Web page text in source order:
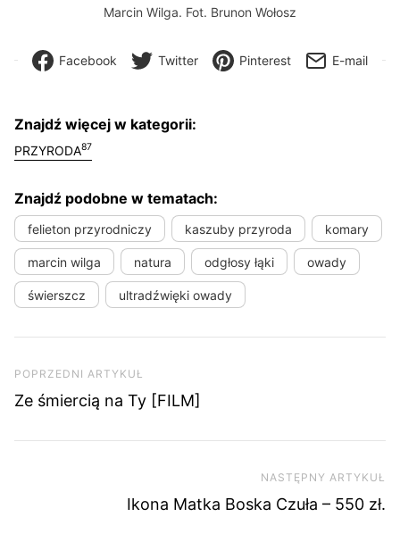
Marcin Wilga. Fot. Brunon Wołosz
Facebook Twitter Pinterest E-mail
Znajdź więcej w kategorii:
PRZYRODA87
Znajdź podobne w tematach:
felieton przyrodniczy kaszuby przyroda komary
marcin wilga natura odgłosy łąki owady
świerszcz ultradźwięki owady
Poprzedni artykuł
POPRZEDNI ARTYKUŁ
Ze śmiercią na Ty [FILM]
NASTĘPNY ARTYKUŁ
Ikona Matka Boska Czuła – 550 zł.